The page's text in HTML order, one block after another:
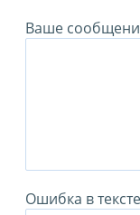
Ваше
Ошибка в